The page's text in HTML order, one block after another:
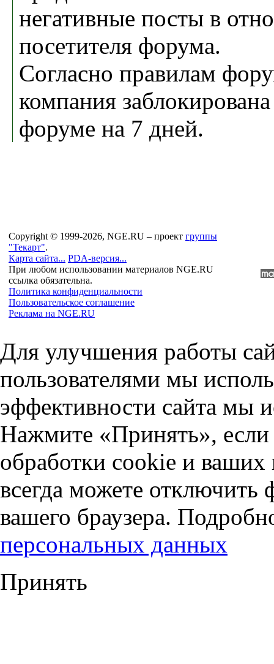
негативные посты в
посетителя форума.
Согласно правилам
компания
форуме на 7 дней.
Copyright © 1999-2026, NGE.RU – проект группы
"Текарт".
Карта сайта... PDA-версия...
При любом использовании материалов NGE.RU
ссылка обязательна.
Политика конфиденциальности
Пользовательское соглашение
Реклама на NGE.RU
Для улучшения работы
пользователями мы
эффективности сайта мы
Нажмите «Принять», если
обработки cookie и
всегда можете отключить
вашего браузера.
персональных данных
Принять